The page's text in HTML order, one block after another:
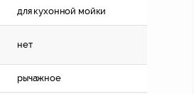
для кухонной мойки
нет
рычажное